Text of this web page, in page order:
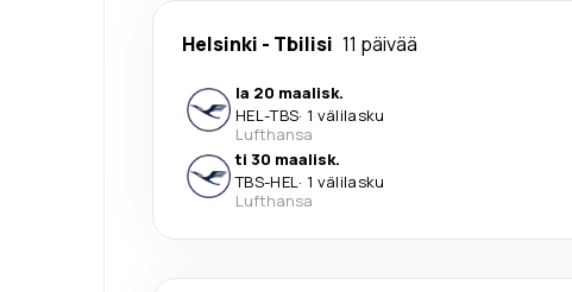
Helsinki - Tbilisi 11 päivää
la 20 maalisk.
HEL-TBS· 1 välilasku
Lufthansa
ti 30 maalisk.
TBS-HEL· 1 välilasku
Lufthansa